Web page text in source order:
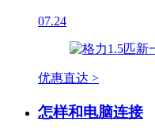
07.24
优惠直达 >
怎样和电脑连接